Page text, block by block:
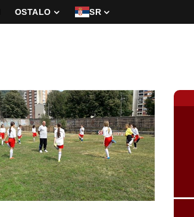
OSTALO SR